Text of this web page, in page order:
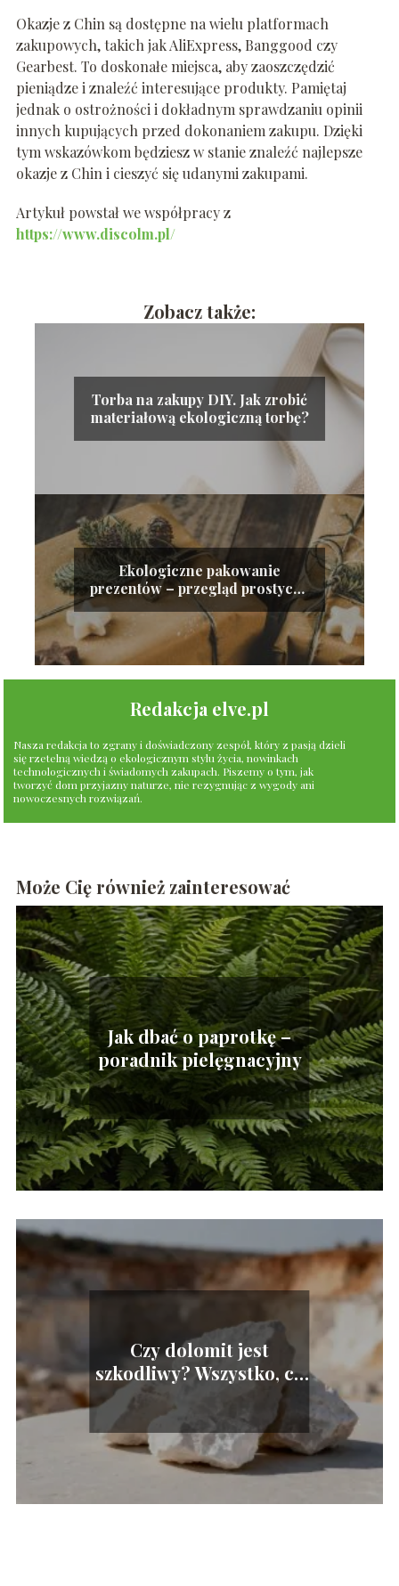
Okazje z Chin są dostępne na wielu platformach
zakupowych, takich jak AliExpress, Banggood czy
Gearbest. To doskonałe miejsca, aby zaoszczędzić
pieniądze i znaleźć interesujące produkty. Pamiętaj
jednak o ostrożności i dokładnym sprawdzaniu opinii
innych kupujących przed dokonaniem zakupu. Dzięki
tym wskazówkom będziesz w stanie znaleźć najlepsze
okazje z Chin i cieszyć się udanymi zakupami.
Artykuł powstał we współpracy z
https://www.discolm.pl/
Zobacz także:
Torba na zakupy DIY. Jak zrobić
materiałową ekologiczną torbę?
Ekologiczne pakowanie
prezentów – przegląd prostych i
przyjaznych dla środowiska
sposobów
Redakcja elve.pl
Nasza redakcja to zgrany i doświadczony zespół, który z pasją dzieli
się rzetelną wiedzą o ekologicznym stylu życia, nowinkach
technologicznych i świadomych zakupach. Piszemy o tym, jak
tworzyć dom przyjazny naturze, nie rezygnując z wygody ani
nowoczesnych rozwiązań.
Może Cię również zainteresować
Jak dbać o paprotkę –
poradnik pielęgnacyjny
Czy dolomit jest
szkodliwy? Wszystko, co
warto o nim wiedzieć